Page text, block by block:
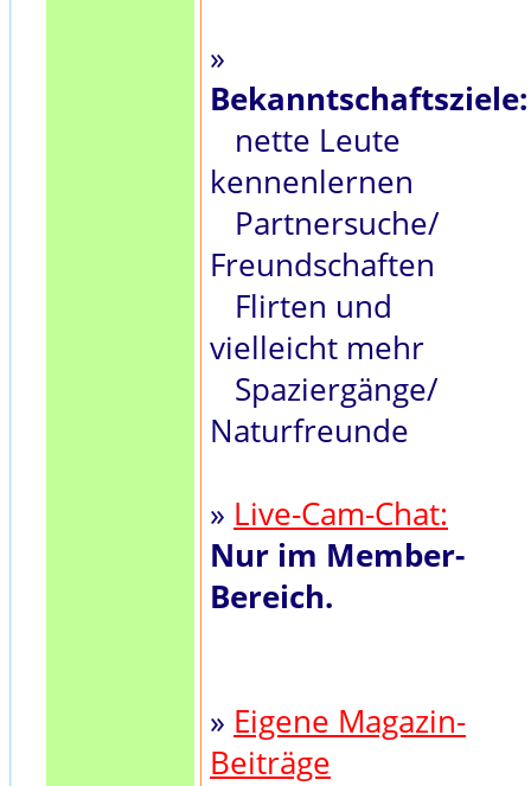
»
Bekanntschaftsziele:
nette Leute
kennenlernen
Partnersuche/
Freundschaften
Flirten und
vielleicht mehr
Spaziergänge/
Naturfreunde
» Live-Cam-Chat:
Nur im Member-
Bereich.
» Eigene Magazin-
Beiträge